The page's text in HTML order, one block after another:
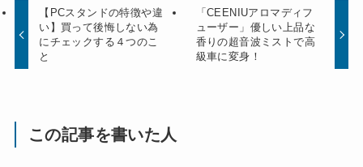
【PCスタンドの特徴や違
い】買って後悔しない為
にチェックする４つのこ
と
「CEENIUアロマディフ
ューザー」優しい上品な
香りの超音波ミストで高
級車に変身！
この記事を書いた人